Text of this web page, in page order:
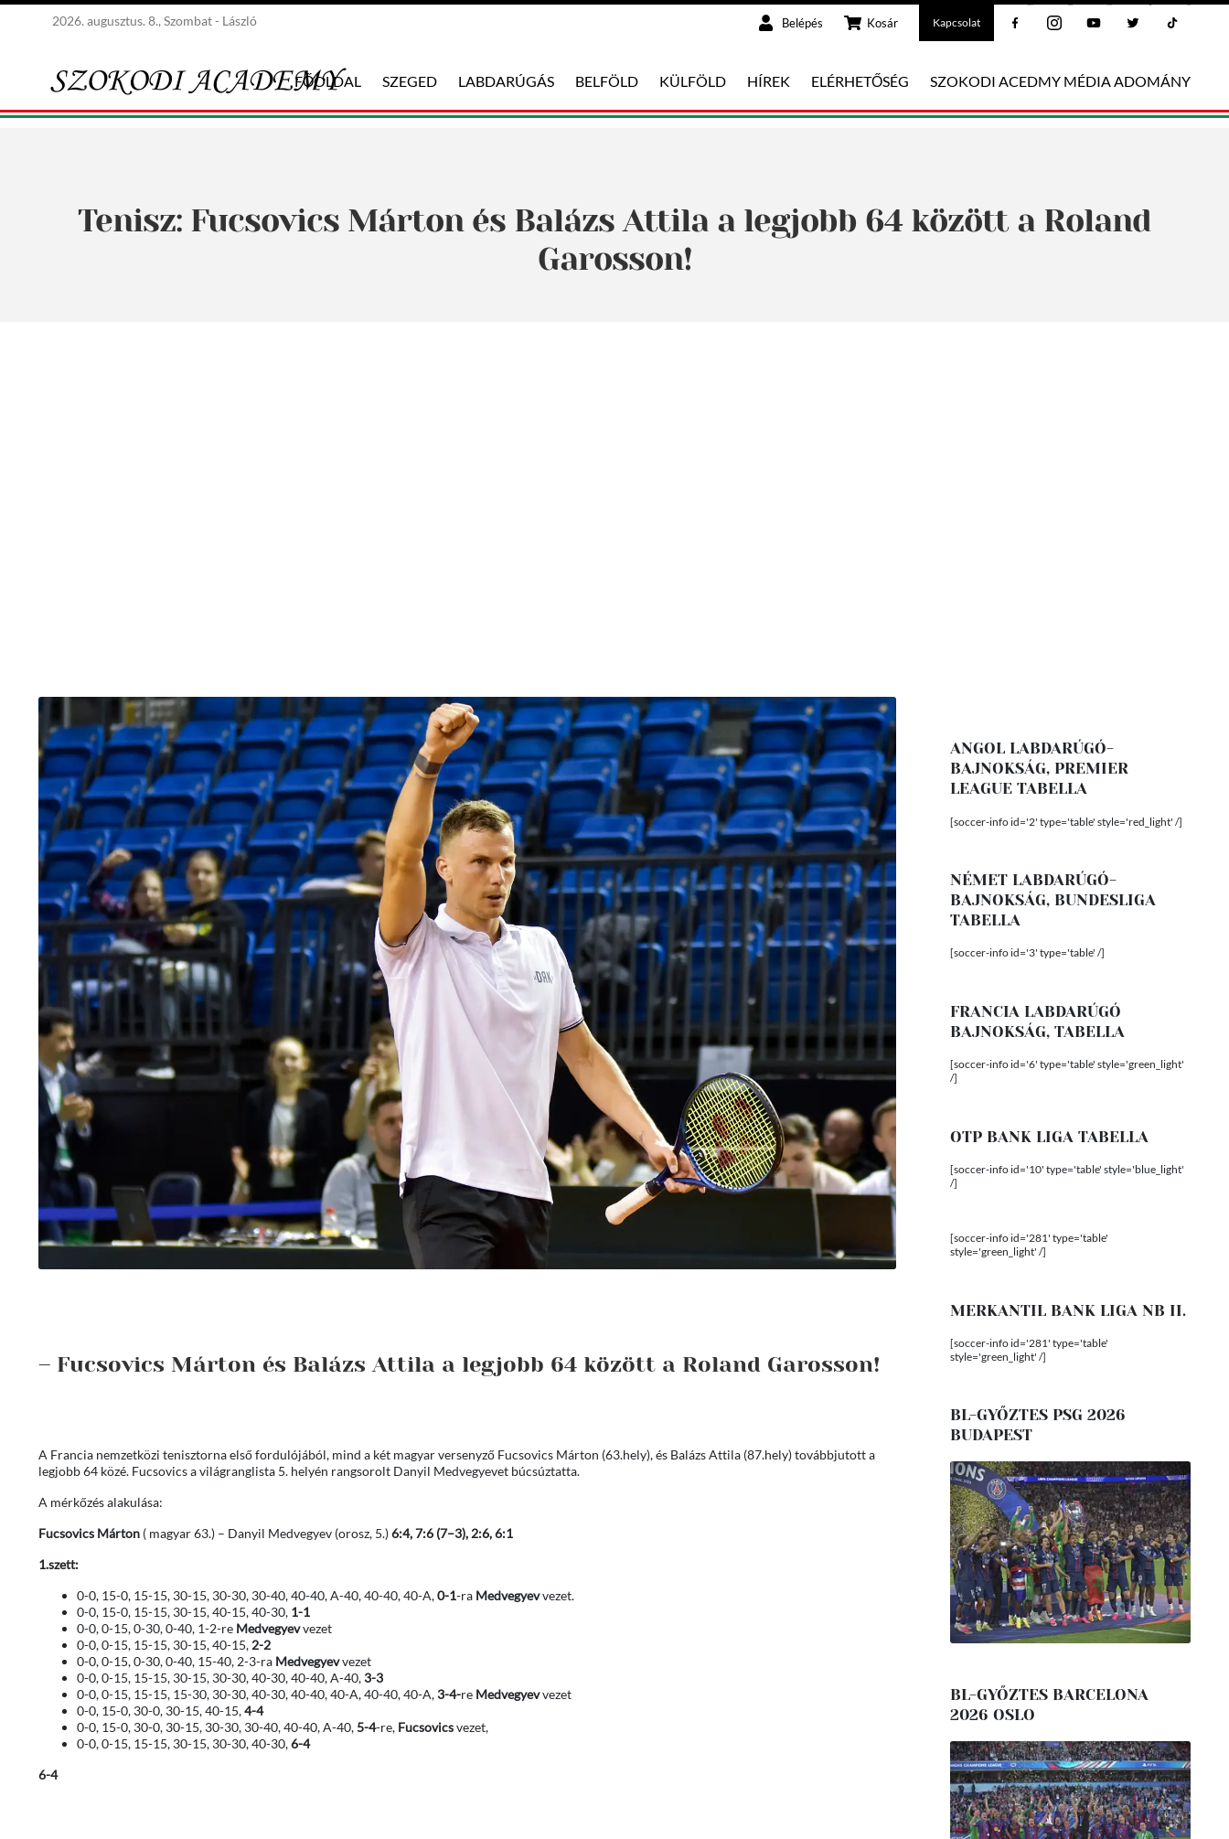
2026. augusztus. 8., Szombat - László Belépés Kosár Kapcsolat
FŐOLDAL SZEGED LABDARÚGÁS BELFÖLD KÜLFÖLD HÍREK ELÉRHETŐSÉG SZOKODI ACEDMY MÉDIA ADOMÁNY
Tenisz: Fucsovics Márton és Balázs Attila a legjobb 64 között a Roland
Garosson!
– Fucsovics Márton és Balázs Attila a legjobb 64 között a Roland Garosson!
A Francia nemzetközi tenisztorna első fordulójából, mind a két magyar versenyző Fucsovics Márton (63.hely), és Balázs Attila (87.hely) továbbjutott a
legjobb 64 közé. Fucsovics a világranglista 5. helyén rangsorolt Danyil Medvegyevet búcsúztatta.
A mérkőzés alakulása:
Fucsovics Márton( magyar 63.) – Danyil Medvegyev (orosz, 5.)6:4, 7:6 (7–3), 2:6, 6:1
1.szett:
0-0, 15-0, 15-15, 30-15, 30-30, 30-40, 40-40, A-40, 40-40, 40-A,0-1-ra Medvegyevvezet.
0-0, 15-0, 15-15, 30-15, 40-15, 40-30, 1-1
0-0, 0-15, 0-30, 0-40, 1-2-re Medvegyevvezet
0-0, 0-15, 15-15, 30-15, 40-15, 2-2
0-0, 0-15, 0-30, 0-40, 15-40, 2-3-ra Medvegyevvezet
0-0, 0-15, 15-15, 30-15, 30-30, 40-30, 40-40, A-40,3-3
0-0, 0-15, 15-15, 15-30, 30-30, 40-30, 40-40, 40-A, 40-40, 40-A,3-4-re Medvegyevvezet
0-0, 15-0, 30-0, 30-15, 40-15,4-4
0-0, 15-0, 30-0, 30-15, 30-30, 30-40, 40-40, A-40,5-4-re, Fucsovicsvezet,
0-0, 0-15, 15-15, 30-15, 30-30, 40-30,6-4
6-4
ANGOL LABDARÚGÓ-
BAJNOKSÁG, PREMIER
LEAGUE TABELLA
[soccer-info id='2' type='table' style='red_light' /]
NÉMET LABDARÚGÓ-
BAJNOKSÁG, BUNDESLIGA
TABELLA
[soccer-info id='3' type='table' /]
FRANCIA LABDARÚGÓ
BAJNOKSÁG, TABELLA
[soccer-info id='6' type='table' style='green_light'
/]
OTP BANK LIGA TABELLA
[soccer-info id='10' type='table' style='blue_light'
/]
[soccer-info id='281' type='table'
style='green_light' /]
MERKANTIL BANK LIGA NB II.
[soccer-info id='281' type='table'
style='green_light' /]
BL-GYŐZTES PSG 2026
BUDAPEST
BL-GYŐZTES BARCELONA
2026 OSLO